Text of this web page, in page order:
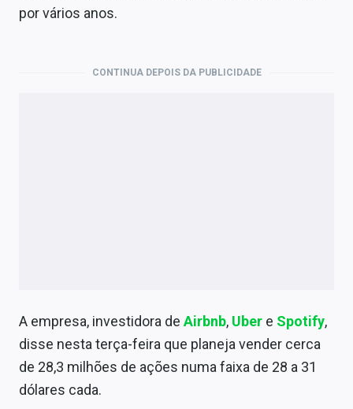
Empresas
Sobre
Expediente
por vários anos.
CONTINUA DEPOIS DA PUBLICIDADE
A empresa, investidora deAirbnb, Uber e Spotify,
disse nesta terça-feira que planeja vender cerca
de 28,3 milhões de ações numa faixa de 28 a 31
dólares cada.